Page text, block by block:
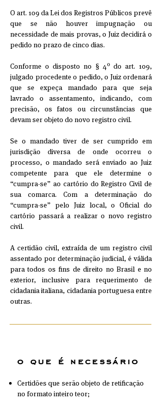
O art. 109 da Lei dos Registros Públicos prevê
que se não houver impugnação ou
necessidade de mais provas, o Juiz decidirá o
pedido no prazo de cinco dias.
Conforme o disposto no § 4º do art. 109,
julgado procedente o pedido, o Juiz ordenará
que se expeça mandado para que seja
lavrado o assentamento, indicando, com
precisão, os fatos ou circunstâncias que
devam ser objeto do novo registro civil.
Se o mandado tiver de ser cumprido em
jurisdição diversa de onde ocorreu o
processo, o mandado será enviado ao Juiz
competente para que ele determine o
“cumpra-se” ao cartório do Registro Civil de
sua comarca. Com a determinação do
“cumpra-se” pelo Juiz local, o Oficial do
cartório passará a realizar o novo registro
civil.
A certidão civil, extraída de um registro civil
assentado por determinação judicial, é válida
para todos os fins de direito no Brasil e no
exterior, inclusive para requerimento de
cidadania italiana, cidadania portuguesa entre
outras.
o que é necessário
Certidões que serão objeto de retificação
no formato inteiro teor;